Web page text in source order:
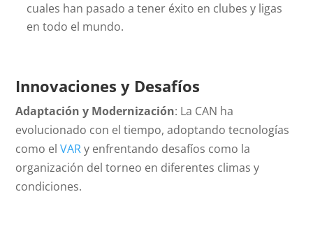
cuales han pasado a tener éxito en clubes y ligas
en todo el mundo.
Innovaciones y Desafíos
Adaptación y Modernización: La CAN ha
evolucionado con el tiempo, adoptando tecnologías
como elVARy enfrentando desafíos como la
organización del torneo en diferentes climas y
condiciones.